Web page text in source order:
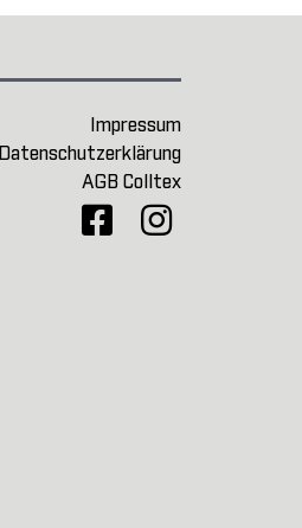
Impressum
Datenschutzerklärung
AGB Colltex